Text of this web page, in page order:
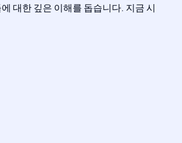
대한 깊은 이해를 돕습니다. 지금 시